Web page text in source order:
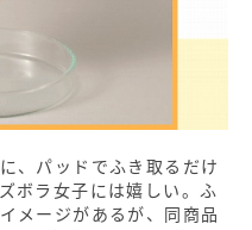
、パッドでふき取るだけ
ボラ女子には嬉しい。ふ
メージがあるが、同商品